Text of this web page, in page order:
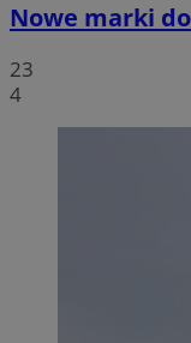
Nowe marki
23
4